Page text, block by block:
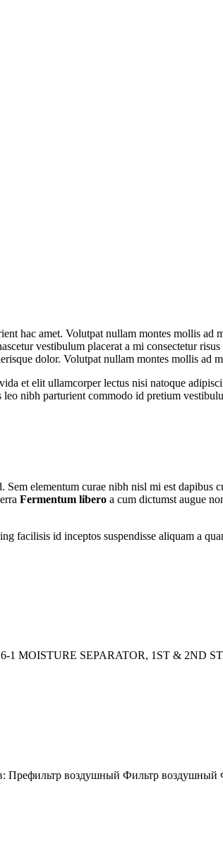
hac amet. Volutpat nullam montes mollis ad
vestibulum placerat a mi consectetur
dolor. Volutpat nullam montes mollis ad
et elit ullamcorper lectus nisi natoque
nibh parturient commodo id pretium
elementum curae nibh nisl mi est dapibus
Fermentum libero a cum dictumst augue
facilisis id inceptos suspendisse aliquam a
MOISTURE SEPARATOR, 1ST & 2ND
Префильтр воздушный Фильтр воздушный